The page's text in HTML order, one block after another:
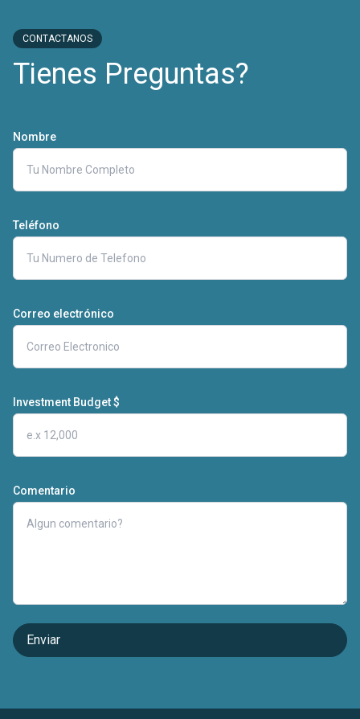
CONTACTANOS
Tienes Preguntas?
Nombre
Teléfono
Correo electrónico
Investment Budget $
Comentario